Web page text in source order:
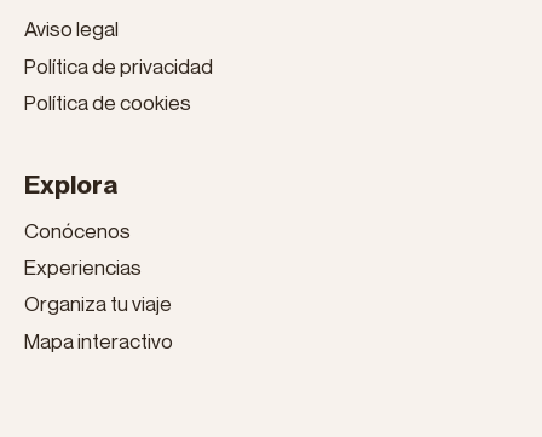
Aviso legal
Política de privacidad
Política de cookies
Explora
Conócenos
Experiencias
Organiza tu viaje
Mapa interactivo